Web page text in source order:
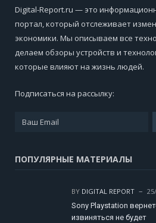
Digital-Report.ru — это
портал, который отслеживает
экономики. Мы описываем все
делаем обзоры устройств и
которые влияют на жизнь людей.
Подписаться на рассылку:
ПОПУЛЯРНЫЕ МАТЕРИАЛЫ
BY DIGITAL REPORT
Sony Playstation
извиняться не будет